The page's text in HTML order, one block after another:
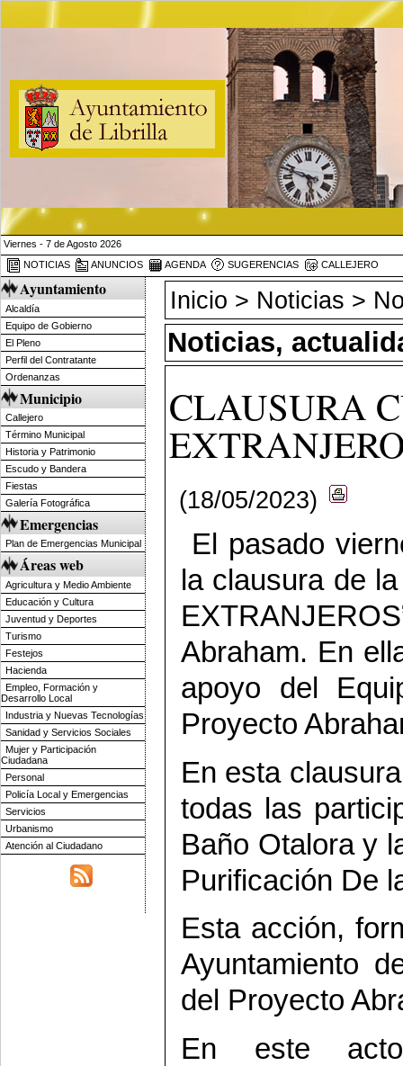
Viernes - 7 de Agosto 2026
NOTICIAS
ANUNCIOS AGENDA SUGERENCIAS CALLEJERO
Ayuntamiento
Alcaldía
Equipo de Gobierno
El Pleno
Perfil del Contratante
Ordenanzas
Municipio
Callejero
Término Municipal
Historia y Patrimonio
Escudo y Bandera
Fiestas
Galería Fotográfica
Emergencias
Plan de Emergencias Municipal
Áreas web
Agricultura y Medio Ambiente
Educación y Cultura
Juventud y Deportes
Turismo
Festejos
Hacienda
Empleo, Formación y
Desarrollo Local
Industria y Nuevas Tecnologías
Sanidad y Servicios Sociales
Mujer y Participación
Ciudadana
Personal
Policía Local y Emergencias
Servicios
Urbanismo
Atención al Ciudadano
Inicio > Noticias >
Noticias,
CLAUSURA
(18/05/2023)
El pasado
la clausura de
Abraham. En
apoyo del
Proyecto
En esta
todas las
Baño Otalora y
Purificación De
Esta acción,
Ayuntamiento
del Proyecto
En este